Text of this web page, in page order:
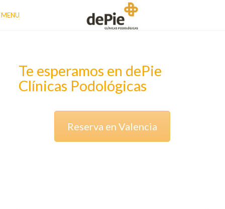
MENU
Te esperamos en dePie
Clínicas Podológicas
Reserva en Valencia